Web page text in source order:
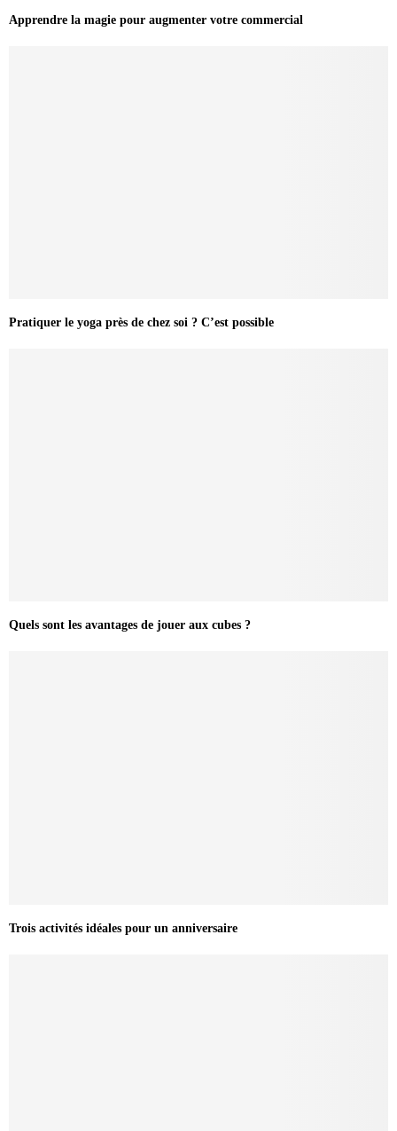
Apprendre la magie pour augmenter votre commercial
Pratiquer le yoga près de chez soi ? C’est possible
Quels sont les avantages de jouer aux cubes ?
Trois activités idéales pour un anniversaire